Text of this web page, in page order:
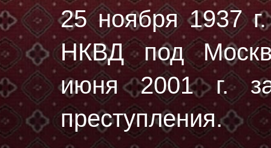
25 ноября 1937 г.
НКВД под
июня 2001 г. за
преступления.